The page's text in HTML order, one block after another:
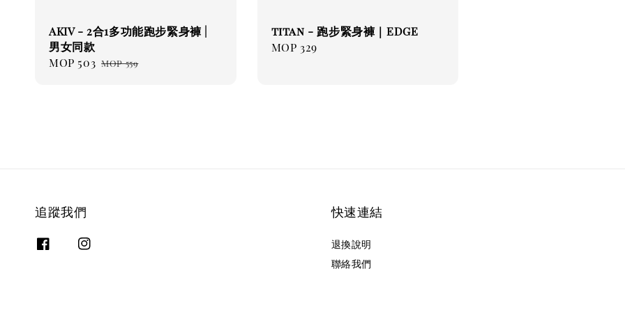
AKIV - 2合1多功能跑步緊身褲 |
男女同款
Sale
MOP 503 Regular
MOP 559
titan - 跑步緊身褲｜EDGE
Regular
MOP 329
追蹤我們 快速連結
退換說明
聯絡我們